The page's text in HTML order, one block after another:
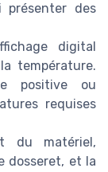
présenter des
digital
température.
positive ou
requises
du matériel,
dosseret, et la